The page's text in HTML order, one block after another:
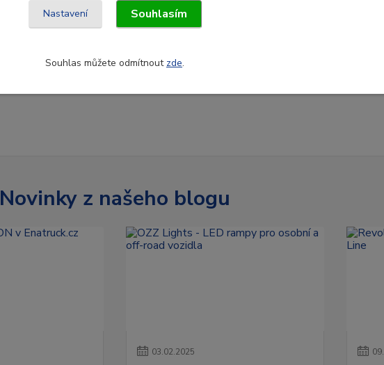
Novinky z našeho blogu
03.02.2025 09.
Nastavení Souhlasím
Souhlas můžete odmítnout zde.